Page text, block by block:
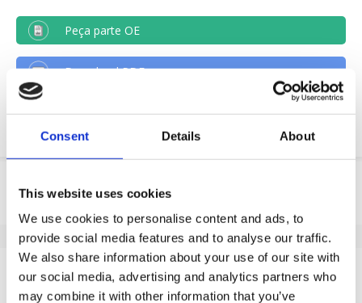
Consent Details About
This website uses cookies
We use cookies to personalise content and ads, to
provide social media features and to analyse our traffic.
We also share information about your use of our site with
our social media, advertising and analytics partners who
may combine it with other information that you’ve
Peça parte OE
Download PDF
Resistencia quimica
SKU
A20348540
EAN
8718116162490
Especificações
Banda de rodagem não
Sim